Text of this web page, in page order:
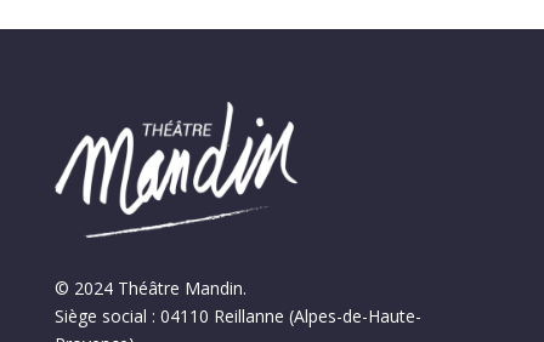
© 2024 Théâtre Mandin.
Siège social : 04110 Reillanne (Alpes-de-Haute-